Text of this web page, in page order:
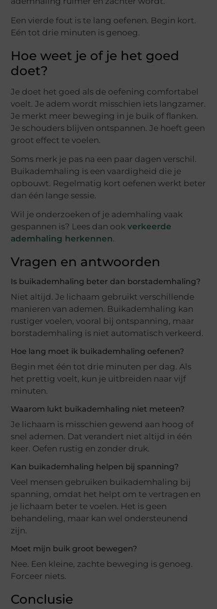
Een vierde fout is te lang oefenen. Begin kort.
Eén tot drie minuten is genoeg.
Hoe weet je of je het goed
doet?
Je doet het goed als de oefening comfortabel
voelt. Je adem wordt misschien iets langzamer.
Je merkt meer beweging in je buik of flanken.
Je schouders blijven ontspannen. Je hoeft geen
groot effect te voelen.
Soms merk je pas na een paar dagen verschil.
Buikademhaling is een vaardigheid die je
opbouwt. Regelmatig kort oefenen werkt beter
dan één lange sessie.
Wil je onderzoeken of je ademhaling vaak
gespannen is? Lees dan ookverkeerde
ademhaling herkennen.
Vragen en antwoorden
Is buikademhaling beter dan borstademhaling?
Niet altijd. Je lichaam gebruikt verschillende
manieren van ademen. Buikademhaling kan
rustiger voelen, vooral bij ontspanning, maar
borstademhaling is niet automatisch verkeerd.
Hoe lang moet ik buikademhaling oefenen?
Begin met één tot drie minuten per dag. Als
het prettig voelt, kun je uitbreiden naar vijf
minuten.
Waarom lukt buikademhaling niet meteen?
Je lichaam is misschien gewend aan hoog of
snel ademen. Dat verandert niet altijd in één
keer. Oefen rustig en zonder druk.
Kan buikademhaling helpen bij spanning?
Veel mensen gebruiken buikademhaling bij
spanning, omdat het helpt om te vertragen en
je lichaam beter te voelen. Het is geen
behandeling, maar kan wel ondersteunend
zijn.
Moet mijn buik groot bewegen?
Nee. Een kleine, zachte beweging is genoeg.
Forceer niets.
Conclusie